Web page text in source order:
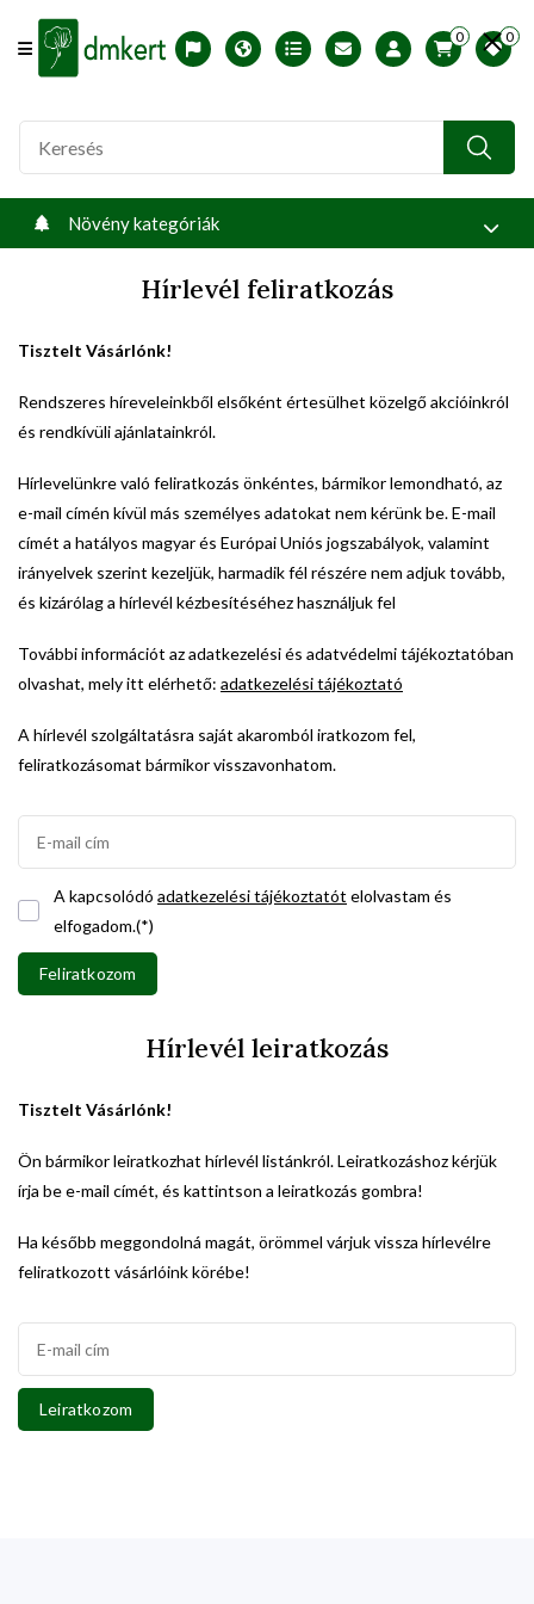
Offcanvas Menu Open
English version
Télállósági zónák
Nyomtatható ABC árjegyzék
Profilom
0 0
Növény kategóriák
Hírlevél feliratkozás
Tisztelt Vásárlónk!
Rendszeres híreveleinkből elsőként értesülhet közelgő akcióinkról
és rendkívüli ajánlatainkról.
Hírlevelünkre való feliratkozás önkéntes, bármikor lemondható, az
e-mail címén kívül más személyes adatokat nem kérünk be. E-mail
címét a hatályos magyar és Európai Uniós jogszabályok, valamint
irányelvek szerint kezeljük, harmadik fél részére nem adjuk tovább,
és kizárólag a hírlevél kézbesítéséhez használjuk fel
További információt az adatkezelési és adatvédelmi tájékoztatóban
olvashat, mely itt elérhető: adatkezelési tájékoztató
A hírlevél szolgáltatásra saját akaromból iratkozom fel,
feliratkozásomat bármikor visszavonhatom.
A kapcsolódó adatkezelési tájékoztatót elolvastam és
elfogadom.(*)
Feliratkozom
Hírlevél leiratkozás
Tisztelt Vásárlónk!
Ön bármikor leiratkozhat hírlevél listánkról. Leiratkozáshoz kérjük
írja be e-mail címét, és kattintson a leiratkozás gombra!
Ha később meggondolná magát, örömmel várjuk vissza hírlevélre
feliratkozott vásárlóink körébe!
Leiratkozom